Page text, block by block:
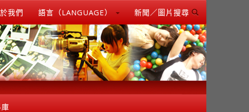
我們 語言（LANGUAGE） 新聞／圖片搜尋